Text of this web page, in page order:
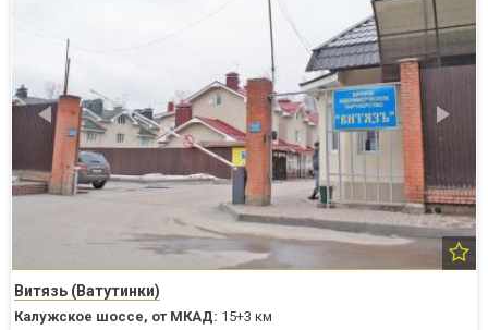
Витязь (Ватутинки)
Калужское шоссе, от МКАД: 15+3 км